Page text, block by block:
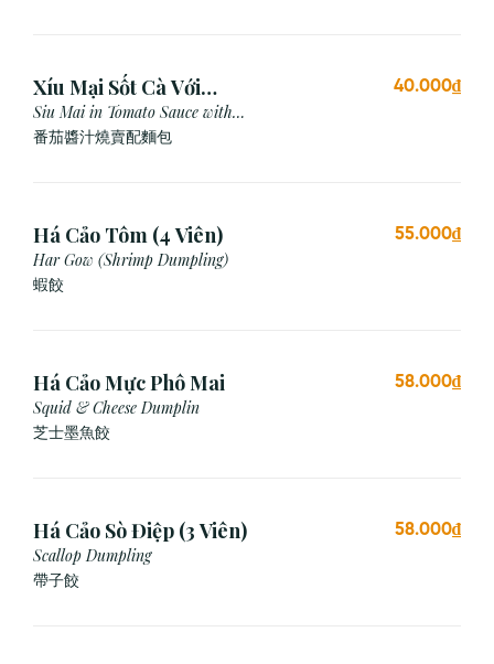
Xíu Mại Sốt Cà Với
Bánh Mì (1 Viên)
Siu Mai in Tomato Sauce with
Bread
番茄醬汁燒賣配麵包
40.000₫
Há Cảo Tôm (4 Viên)
Har Gow (Shrimp Dumpling)
蝦餃
55.000₫
Há Cảo Mực Phô Mai
Squid & Cheese Dumplin
芝⼠墨⿂餃
58.000₫
Há Cảo Sò Điệp (3 Viên)
Scallop Dumpling
帶子餃
58.000₫